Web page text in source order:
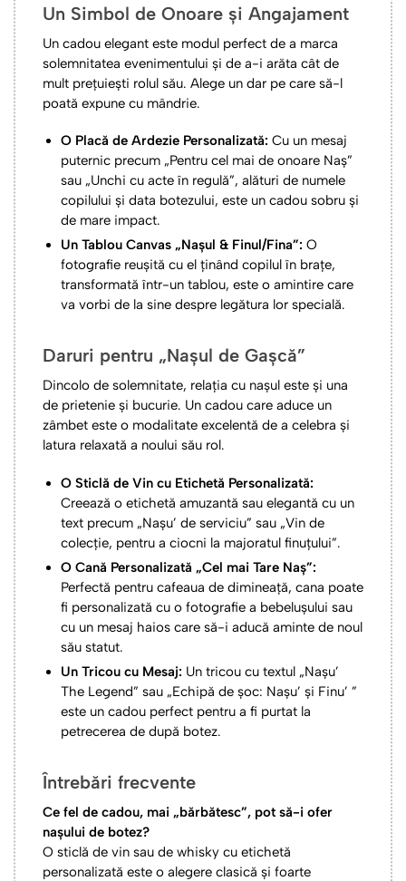
Un Simbol de Onoare și Angajament
Un cadou elegant este modul perfect de a marca
solemnitatea evenimentului și de a-i arăta cât de
mult prețuiești rolul său. Alege un dar pe care să-l
poată expune cu mândrie.
O Placă de Ardezie Personalizată: Cu un mesaj
puternic precum „Pentru cel mai de onoare Naș”
sau „Unchi cu acte în regulă”, alături de numele
copilului și data botezului, este un cadou sobru și
de mare impact.
Un Tablou Canvas „Nașul & Finul/Fina”: O
fotografie reușită cu el ținând copilul în brațe,
transformată într-un tablou, este o amintire care
va vorbi de la sine despre legătura lor specială.
Daruri pentru „Nașul de Gașcă”
Dincolo de solemnitate, relația cu nașul este și una
de prietenie și bucurie. Un cadou care aduce un
zâmbet este o modalitate excelentă de a celebra și
latura relaxată a noului său rol.
O Sticlă de Vin cu Etichetă Personalizată:
Creează o etichetă amuzantă sau elegantă cu un
text precum „Nașu’ de serviciu” sau „Vin de
colecție, pentru a ciocni la majoratul finuțului”.
O Cană Personalizată „Cel mai Tare Naș”:
Perfectă pentru cafeaua de dimineață, cana poate
fi personalizată cu o fotografie a bebelușului sau
cu un mesaj haios care să-i aducă aminte de noul
său statut.
Un Tricou cu Mesaj: Un tricou cu textul „Nașu’
The Legend” sau „Echipă de șoc: Nașu’ și Finu’ ”
este un cadou perfect pentru a fi purtat la
petrecerea de după botez.
Întrebări frecvente
Ce fel de cadou, mai „bărbătesc”, pot să-i ofer
nașului de botez?
O sticlă de vin sau de whisky cu etichetă
personalizată este o alegere clasică și foarte